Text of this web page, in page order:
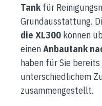
Tankfür
Grundausstattung.
die XL300 können
einenAnbautank
haben für Sie bereits
unterschiedlichem
zusammengestellt.